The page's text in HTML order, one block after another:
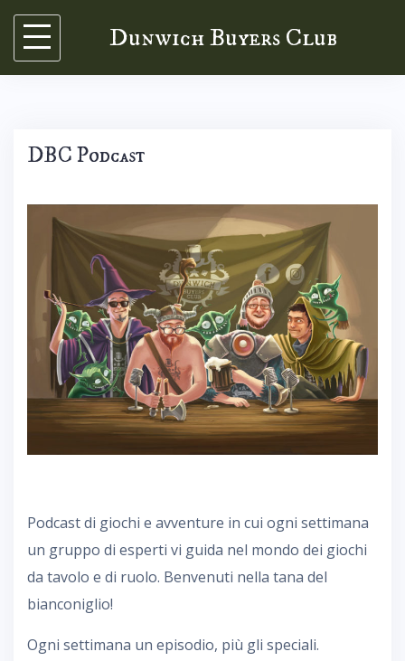
Skip
content
Dunwich Buyers Club
DBC Podcast
Podcast di giochi e avventure in cui ogni settimana
un gruppo di esperti vi guida nel mondo dei giochi
da tavolo e di ruolo. Benvenuti nella tana del
bianconiglio!
Ogni settimana un episodio, più gli speciali.